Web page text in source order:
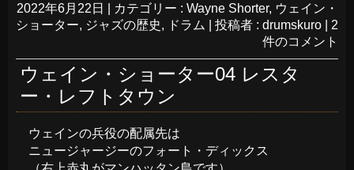
2022年6月22日 カテゴリー : Wayne Shorter, ウェイン・
ショーター, ジャズの歴史, ドラム 投稿者 : drumskuro
2
件のコメント
ウェイン・ショーター04 レスタ
ー・レフトタウン
ウェインの兵役の配属先は
ニュージャージーのフォート・ディックス